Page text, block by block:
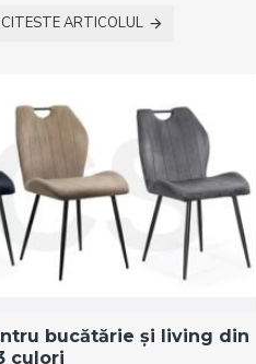
CITESTE ARTICOLUL
bucătărie și living din
culori